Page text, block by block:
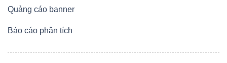
Quảng cáo banner
Báo cáo phân tích